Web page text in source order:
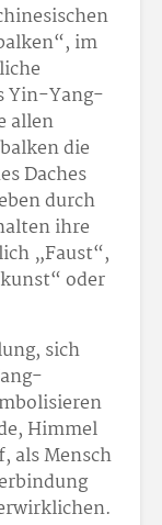
im
Yin-Yang-
allen
die
Daches
durch
ihre
„Faust“,
oder
sich
Himmel
als Mensch